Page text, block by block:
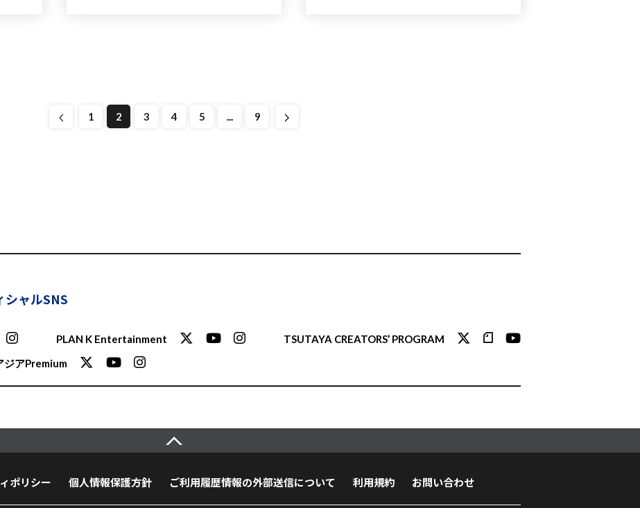
1 2 3 4 5 ... 9
シャルSNS
PLAN K Entertainment
TSUTAYA CREATORS’ PROGRAM
ジアPremium
ポリシー 個人情報保護方針 ご利用履歴情報の外部送信について 利用規約 お問い合わせ